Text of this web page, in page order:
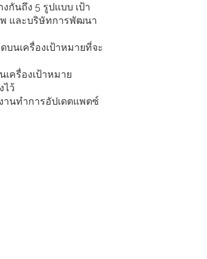
กันถึง 5 รูปแบบ เป้า
และบริษัทการพัฒนา
บนเครื่องเป้าหมายที่จะ
ครื่องเป้าหมาย
ไว้
านทำการอัปเดตแพตซ์